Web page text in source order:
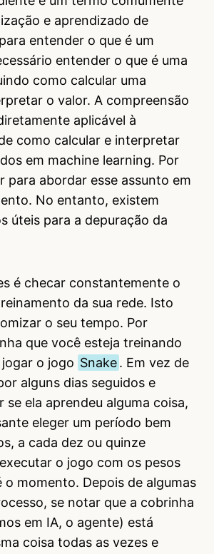
e aprendizado de
entender o que é um
entender o que é uma
como calcular uma
o valor. A compreensão
aplicável à
como calcular e interpretar
em machine learning. Por
para abordar esse assunto em
No entanto, existem
úteis para a depuração da
é checar constantemente o
da sua rede. Isto
o seu tempo. Por
que você esteja treinando
o jogo Snake. Em vez de
alguns dias seguidos e
se ela aprendeu alguma coisa,
eleger um período bem
a cada dez ou quinze
o jogo com os pesos
o momento. Depois de algumas
se notar que a cobrinha
em IA, o agente) está
coisa todas as vezes e